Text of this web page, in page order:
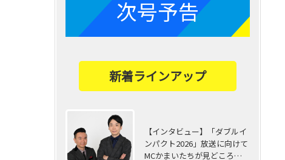
次号予告
新着ラインアップ
【インタビュー】「ダブルイ
ンパクト2026」放送に向けて
MCかまいたちが見どころ…